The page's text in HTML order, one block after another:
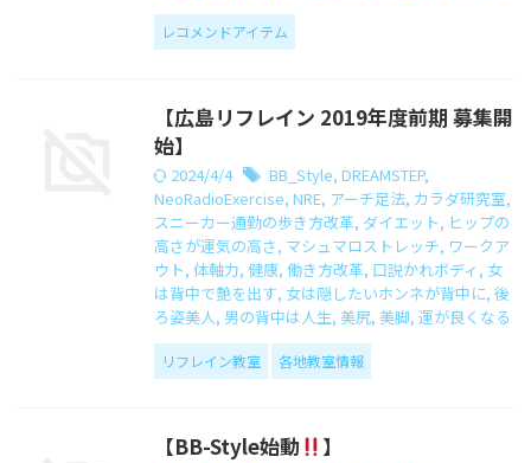
レコメンドアイテム
【広島リフレイン 2019年度前期 募集開
始】
2024/4/4 BB_Style, DREAMSTEP,
NeoRadioExercise, NRE, アーチ足法, カラダ研究室,
スニーカー通勤の歩き方改革, ダイエット, ヒップの
高さが運気の高さ, マシュマロストレッチ, ワークア
ウト, 体軸力, 健康, 働き方改革, 口説かれボディ , 女
は背中で艶を出す, 女は隠したいホンネが背中に, 後
ろ姿美人, 男の背中は人生, 美尻, 美脚, 運が良くなる
リフレイン教室 各地教室情報
【BB-Style始動 】